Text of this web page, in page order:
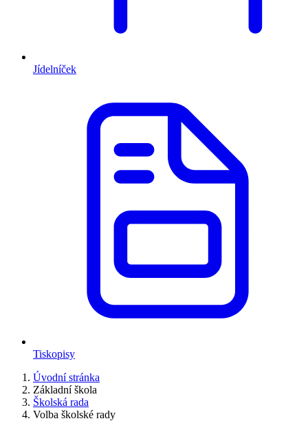
Jídelníček
Tiskopisy
Úvodní stránka
Základní škola
Školská rada
Volba školské rady